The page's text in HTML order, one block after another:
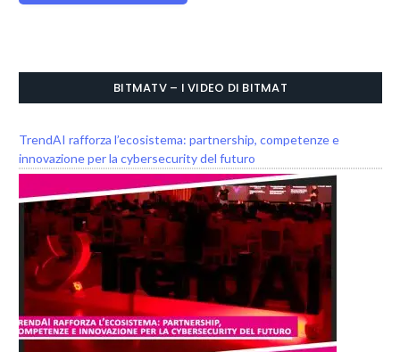
BITMATV – I VIDEO DI BITMAT
TrendAI rafforza l’ecosistema: partnership, competenze e
innovazione per la cybersecurity del futuro